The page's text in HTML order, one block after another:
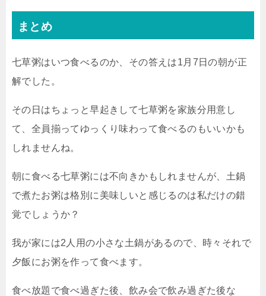
まとめ
七草粥はいつ食べるのか、その答えは1月7日の朝が正
解でした。
その日はちょっと早起きして七草粥を家族分用意し
て、全員揃ってゆっくり味わって食べるのもいいかも
しれませんね。
朝に食べる七草粥には不向きかもしれませんが、土鍋
で煮たお粥は格別に美味しいと感じるのは私だけの錯
覚でしょうか？
我が家には2人用の小さな土鍋があるので、時々それで
夕飯にお粥を作って食べます。
食べ放題で食べ過ぎた後、飲み会で飲み過ぎた後な